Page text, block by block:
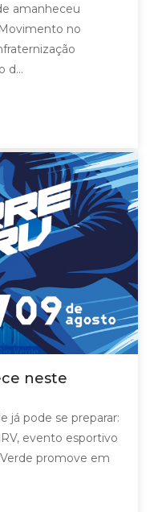
amanheceu
no
d...
neste
já pode se preparar:
evento esportivo
promove em